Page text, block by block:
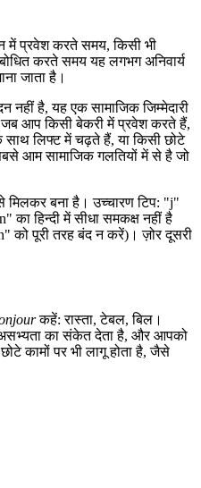
में प्रवेश करते समय, किसी भी
करते समय यह लगभग अनिवार्य
जाता है।
नहीं है, यह एक सामाजिक जिम्मेदारी
आप किसी बेकरी में प्रवेश करते हैं,
लिफ्ट में चढ़ते हैं, या किसी छोटे
आम सामाजिक गलतियों में से है जो
मिलकर बना है। उच्चारण टिप: "j"
हिन्दी में सीधा समकक्ष नहीं है
को पूरी तरह बंद न करें)। ज़ोर दूसरी
कहें: रास्ता, टेबल, बिल।
का संकेत देता है, और आपको
कामों पर भी लागू होता है, जैसे